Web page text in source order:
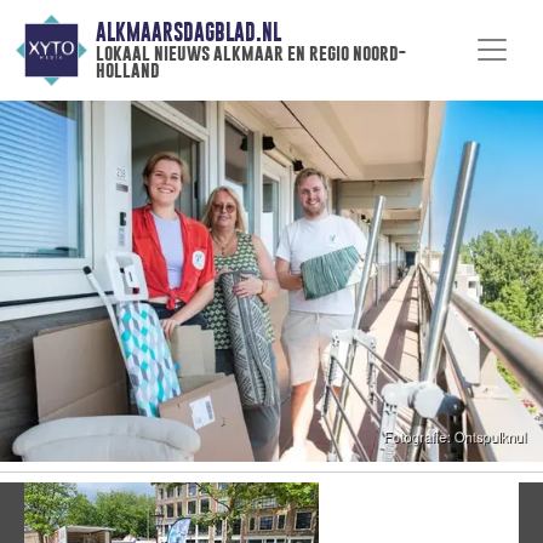
ALKMAARSDAGBLAD.NL
lokaal nieuws alkmaar en regio noord-
holland